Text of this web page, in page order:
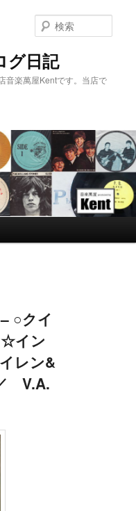
グ日記
音楽萬屋Kentです。当店で
索
○クイ
☆イン
レン&
V.A.